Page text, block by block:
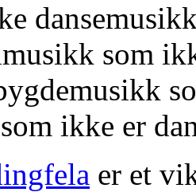
som
ikke er
er et